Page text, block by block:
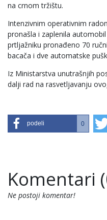
na crnom tržištu.
Intenzivnim operativnim
pronašla i zaplenila
prtljažniku pronađeno 70
bacača i dve automatske
Iz Ministarstva unutrašnjih
dalji rad na rasvetljavanju
podeli 0
Komentari
Ne postoji komentar!